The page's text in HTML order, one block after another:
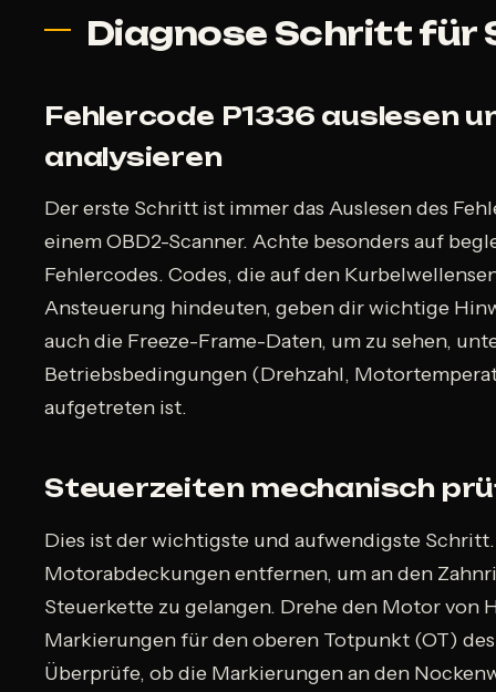
Diagnose Schritt für
Fehlercode P1336 auslesen
analysieren
Der erste Schritt ist immer das Auslesen des
einem OBD2-Scanner. Achte besonders auf
Fehlercodes. Codes, die auf den
Ansteuerung hindeuten, geben dir wichtige
auch die Freeze-Frame-Daten, um zu sehen,
Betriebsbedingungen (Drehzahl,
aufgetreten ist.
Steuerzeiten mechanisch
Dies ist der wichtigste und aufwendigste
Motorabdeckungen entfernen, um an den
Steuerkette zu gelangen. Drehe den Motor von
Markierungen für den oberen Totpunkt (OT)
Überprüfe, ob die Markierungen an den